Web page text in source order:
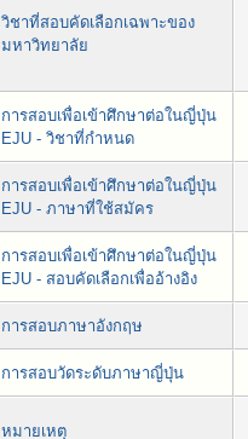
วิชาที่สอบคัดเลือกเฉพาะของ
มหาวิทยาลัย
การสอบเพื่อเข้าศึกษาต่อในญี่ปุ่น
EJU - วิชาที่กำหนด
การสอบเพื่อเข้าศึกษาต่อในญี่ปุ่น
EJU - ภาษาที่ใช้สมัคร
การสอบเพื่อเข้าศึกษาต่อในญี่ปุ่น
EJU - สอบคัดเลือกเพื่ออ้างอิง
การสอบภาษาอังกฤษ
การสอบวัดระดับภาษาญี่ปุ่น
หมายเหตุ